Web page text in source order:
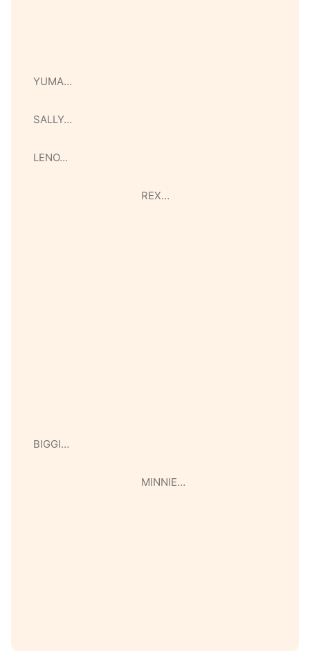
YUMA…
SALLY…
LENO…
REX…
BIGGI…
MINNIE…